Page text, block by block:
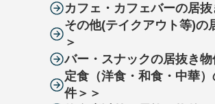
カフェ・カフェバーの居抜
その他(テイクアウト等)の
＞
バー・スナックの居抜き物
定食（洋食・和食・中華
件＞＞